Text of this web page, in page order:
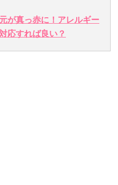
が真っ赤に！アレルギー
応すれば良い？